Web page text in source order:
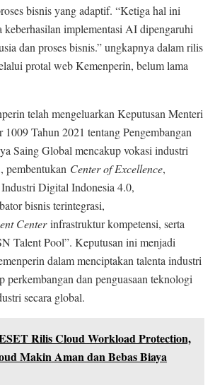
bisnis yang adaptif. “Ketiga hal ini
implementasi AI dipengaruhi
dan proses bisnis.” ungkapnya dalam rilis
protal web Kemenperin, belum lama
telah mengeluarkan Keputusan Menteri
Tahun 2021 tentang Pengembangan
Saing Global mencakup vokasi industri
, pembentukan Center of Excellence,
Digital Indonesia 4.0,
bisnis terintegrasi,
Centerinfrastruktur kompetensi, serta
Talent Pool”. Keputusan ini menjadi
dalam menciptakan talenta industri
perkembangan dan penguasaan teknologi
secara global.
Rilis Cloud Workload Protection,
Makin Aman dan Bebas Biaya